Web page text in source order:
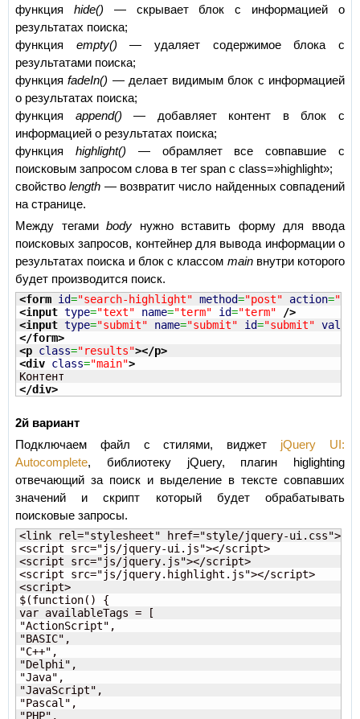
функция hide() — скрывает блок с информацией о
результатах поиска;
функция empty() — удаляет содержимое блока с
результатами поиска;
функцияfadeIn() — делает видимым блок с информацией
о результатах поиска;
функция append() — добавляет контент в блок с
информацией о результатах поиска;
функция highlight() — обрамляет все совпавшие с
поисковым запросом слова в тег span с class=»highlight»;
свойствоlength — возвратит число найденных совпадений
на странице.
Между тегамиbody нужно вставить форму для ввода
поисковых запросов, контейнер для вывода информации о
результатах поиска и блок с классом mainвнутри которого
будет производится поиск.
<form id="search-highlight" method="post" action="#"
<input type="text" name="term" id="term"
/>
<input type="submit" name="submit" id="submit" value
</form>
<p class="results"></p>
<div class="main">
</div>
2й вариант
Подключаем файл с стилями, виджет jQuery UI:
Autocomplete, библиотеку jQuery, плагин higlighting
отвечающий за поиск и выделение в тексте совпавших
значений и скрипт который будет обрабатывать
поисковые запросы.
<link rel="stylesheet" href="style/jquery-ui.css">
<script src="js/jquery-ui.js"></script>
<script src="js/jquery.js"></script>
<script src="js/jquery.highlight.js"></script>
<script>
$(function() {
var availableTags = [
"ActionScript",
"BASIC",
"C++",
"Delphi",
"Java",
"JavaScript",
"Pascal",
"PHP",